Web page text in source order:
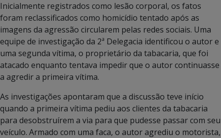
Inicialmente registrados como lesão corporal, os fatos
foram reclassificados como homicídio tentado após as
imagens da agressão circularem pelas redes sociais. Uma
equipe de investigação da 2ª Delegacia identificou o autor e
uma segunda vítima, o proprietário da tabacaria, que foi
atacado enquanto tentava impedir que o autor continuasse
a agredir a primeira vítima.
As investigações apontaram que a discussão teve início
quando a primeira vítima pediu aos clientes da tabacaria
para desobstruírem a via para que pudesse passar com seu
veículo. Armado com uma faca, o autor agrediu o motorista,